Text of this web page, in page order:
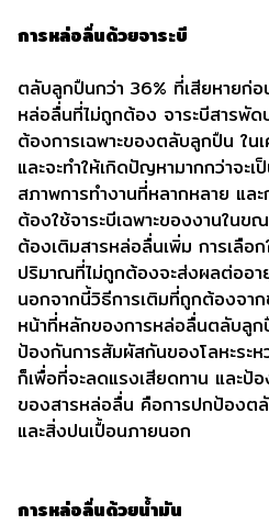
การหล่อลื่นด้วยจาระบี
ตลับลูกปืนกว่า 36% ที่เสียหายก่อ
หล่อลื่นที่ไม่ถูกต้อง จาระบีสารพัด
ต้องการเฉพาะของตลับลูกปืน ใน
และจะทำให้เกิดปัญหามากกว่าจะ
สภาพการทำงานที่หลากหลาย แล
ต้องใช้จาระบีเฉพาะของงานในข
ต้องเติมสารหล่อลื่นเพิ่ม การเลือ
ปริมาณที่ไม่ถูกต้องจะส่งผลต่ออ
นอกจากนี้วิธีการเติมที่ถูกต้องจา
หน้าที่หลักของการหล่อลื่นตลับลูก
ป้องกันการสัมผัสกันของโลหะระ
ก็เพื่อที่จะลดแรงเสียดทาน และป้
ของสารหล่อลื่น คือการปกป้องต
และสิ่งปนเปื้อนภายนอก
การหล่อลื่นด้วยน้ำมัน